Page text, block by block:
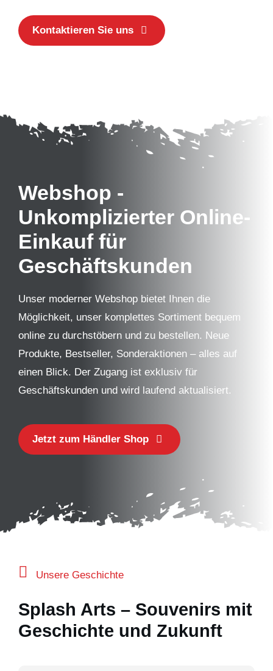
Kontaktieren Sie uns
Webshop -
Unkomplizierter Online-
Einkauf für
Geschäftskunden
Unser moderner Webshop bietet Ihnen die
Möglichkeit, unser komplettes Sortiment bequem
online zu durchstöbern und zu bestellen. Neue
Produkte, Bestseller, Sonderaktionen – alles auf
einen Blick. Der Zugang ist exklusiv für
Geschäftskunden und wird laufend aktualisiert.
Jetzt zum Händler Shop
Unsere Geschichte
Splash Arts – Souvenirs mit
Geschichte und Zukunft